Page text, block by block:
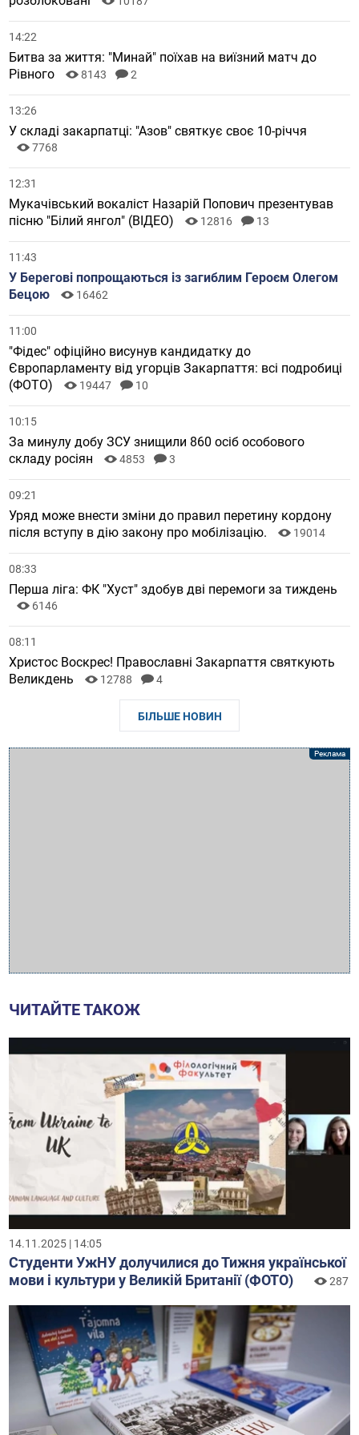
14:22
Битва за життя: "Минай" поїхав на виїзний матч до
Рівного
8143 2
13:26
У складі закарпатці: "Азов" святкує своє 10-річчя
7768
12:31
Мукачівський вокаліст Назарій Попович презентував
пісню "Білий янгол" (ВІДЕО)
12816 13
11:43
У Берегові попрощаються із загиблим Героєм Олегом
Бецою
16462
11:00
"Фідес" офіційно висунув кандидатку до
Європарламенту від угорців Закарпаття: всі подробиці
(ФОТО)
19447 10
10:15
За минулу добу ЗСУ знищили 860 осіб особового
складу росіян
4853 3
09:21
Уряд може внести зміни до правил перетину кордону
після вступу в дію закону про мобілізацію.
19014
08:33
Перша ліга: ФК "Хуст" здобув дві перемоги за тиждень
6146
08:11
Христос Воскрес! Православні Закарпаття святкують
Великдень
12788 4
БІЛЬШЕ НОВИН
ЧИТАЙТЕ ТАКОЖ
14.11.2025 | 14:05
Студенти УжНУ долучилися до Тижня української
мови і культури у Великій Британії (ФОТО)
287